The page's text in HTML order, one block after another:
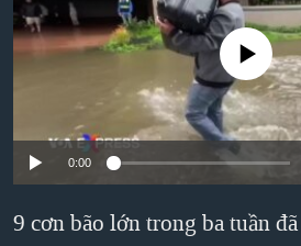
"Tìm"NGƯỜI VIỆT HẢI NGOẠI
KINH TẾ
KHOA HỌC
SỨC KHOẺ
VĂN HOÁ
TẠI
HÀNH TRÌNH BẦU CỬ 2024
MỘT NĂM CHIẾN TRANH TẠI DẢI
GIẢI MÃ VÀNH ĐAI & CON ĐƯỜNG
NGÀY TỊ NẠN THẾ GIỚI
TRỊNH VĨNH BÌNH - NGƯỜI HẠ
VIDEO
NGHE
MẠNG XÃ HỘI
Ngôn ngữ khác
No media source
0:00
9 cơn bão lớn trong ba tuần